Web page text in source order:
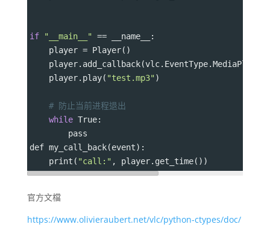
if "__main__" == __name__:
    player
= Player()
    player.play(
"test.mp3" )
# 防止当前进程退出
while True:
        pass
def my_call_back(event):
    print(
"call:" , player.get_time())
官方文檔
https://www.olivieraubert.net/vlc/python-ctypes/doc/